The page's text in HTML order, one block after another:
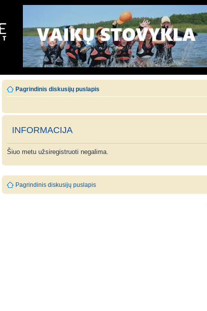
Pagrindinis diskusijų puslapis
INFORMACIJA
Šiuo metu užsiregistruoti negalima.
Pagrindinis diskusijų puslapis